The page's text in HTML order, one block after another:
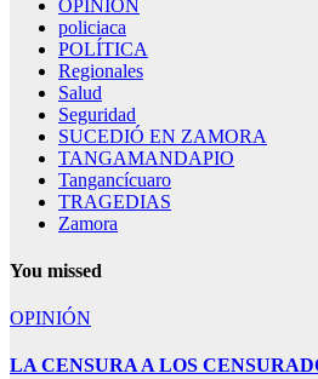
OPINIÓN
policiaca
POLÍTICA
Regionales
Salud
Seguridad
SUCEDIÓ EN ZAMORA
TANGAMANDAPIO
Tangancícuaro
TRAGEDIAS
Zamora
You missed
OPINIÓN
LA CENSURA A LOS